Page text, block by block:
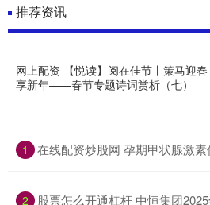
推荐资讯
网上配资 【悦读】阅在佳节丨策马迎春
享新年——春节专题诗词赏析（七）
1 在线配资炒股网 孕期甲状腺激
2
股票怎么开通杠杆 中恒集团